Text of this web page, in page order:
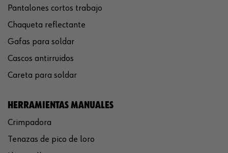
Pantalones cortos trabajo
Chaqueta reflectante
Gafas para soldar
Cascos antirruidos
Careta para soldar
HERRAMIENTAS MANUALES
Crimpadora
Tenazas de pico de loro